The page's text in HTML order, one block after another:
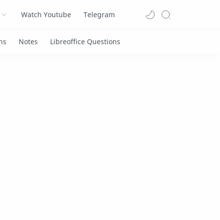
Watch Youtube Telegram